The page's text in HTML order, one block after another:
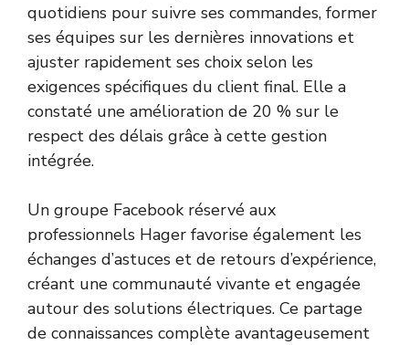
quotidiens pour suivre ses commandes, former
ses équipes sur les dernières innovations et
ajuster rapidement ses choix selon les
exigences spécifiques du client final. Elle a
constaté une amélioration de 20 % sur le
respect des délais grâce à cette gestion
intégrée.
Un groupe Facebook réservé aux
professionnels Hager favorise également les
échanges d’astuces et de retours d’expérience,
créant une communauté vivante et engagée
autour des solutions électriques. Ce partage
de connaissances complète avantageusement